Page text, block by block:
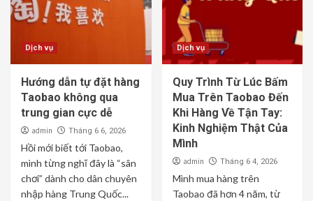
Dịch vụ
Hướng dẫn tự đặt hàng
Taobao không qua
trung gian cực dễ
admin Tháng 6 6, 2026
Hồi mới biết tới Taobao,
mình từng nghĩ đây là “sân
chơi” dành cho dân chuyên
nhập hàng Trung Quốc...
Dịch vụ
Quy Trình Từ Lúc Bấm
Mua Trên Taobao Đến
Khi Hàng Về Tận Tay:
Kinh Nghiệm Thật Của
Mình
admin Tháng 6 4, 2026
Mình mua hàng trên
Taobao đã hơn 4 năm, từ